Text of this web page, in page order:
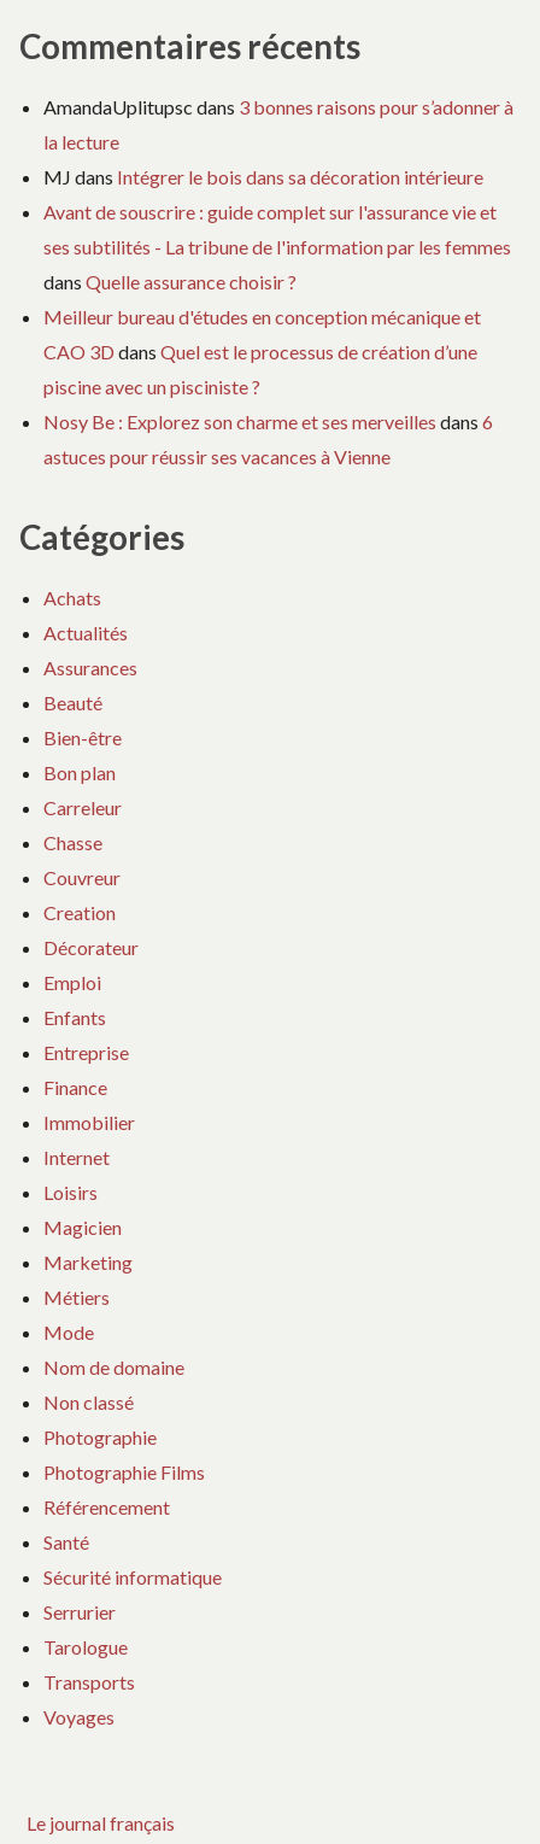
Commentaires récents
AmandaUplitupsc dans 3 bonnes raisons pour s’adonner à
la lecture
MJ dans Intégrer le bois dans sa décoration intérieure
Avant de souscrire : guide complet sur l'assurance vie et
ses subtilités - La tribune de l'information par les femmes
dans Quelle assurance choisir ?
Meilleur bureau d'études en conception mécanique et
CAO 3D dans Quel est le processus de création d’une
piscine avec un pisciniste ?
Nosy Be : Explorez son charme et ses merveilles dans 6
astuces pour réussir ses vacances à Vienne
Catégories
Achats
Actualités
Assurances
Beauté
Bien-être
Bon plan
Carreleur
Chasse
Couvreur
Creation
Décorateur
Emploi
Enfants
Entreprise
Finance
Immobilier
Internet
Loisirs
Magicien
Marketing
Métiers
Mode
Nom de domaine
Non classé
Photographie
Photographie Films
Référencement
Santé
Sécurité informatique
Serrurier
Tarologue
Transports
Voyages
Le journal français